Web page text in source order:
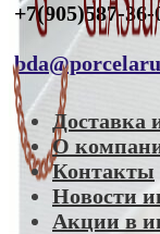
+7(905)587-36-
Доставка
О
Контакты
Новости
Акции в